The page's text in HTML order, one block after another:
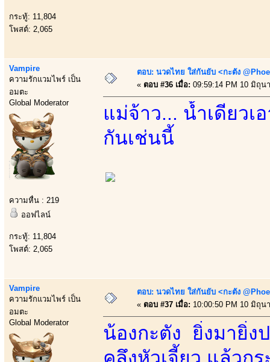
กระทู้: 11,804
โพสต์: 2,065
Vampire
ความรักแวมไพร์ เป็น
อมตะ
Global Moderator
ความหื่น : 219
ออฟไลน์
กระทู้: 11,804
โพสต์: 2,065
ตอบ: นวดไทย ใส่กันยับ <กะตัง
« ตอบ #36 เมื่อ: 09:59:14 PM 10 มิถุน
แม่จ้าว... น้ำเดียวเ
กันเช่นนี้
Vampire
ความรักแวมไพร์ เป็น
อมตะ
Global Moderator
ตอบ: นวดไทย ใส่กันยับ <กะตัง
« ตอบ #37 เมื่อ: 10:00:50 PM 10 มิถุน
น้องกะตัง ยิ่งมายิ่ง
คลึงหัวเจี้ยว แล้วก